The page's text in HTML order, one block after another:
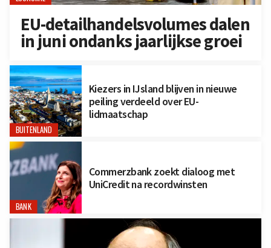
EU-detailhandelsvolumes dalen
in juni ondanks jaarlijkse groei
BUITENLAND
Kiezers in IJsland blijven in nieuwe
peiling verdeeld over EU-
lidmaatschap
BANK
Commerzbank zoekt dialoog met
UniCredit na recordwinsten